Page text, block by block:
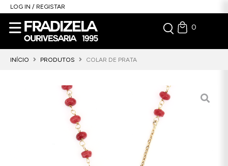
LOG IN / REGISTAR
0
INÍCIO PRODUTOS COLAR DE PRATA